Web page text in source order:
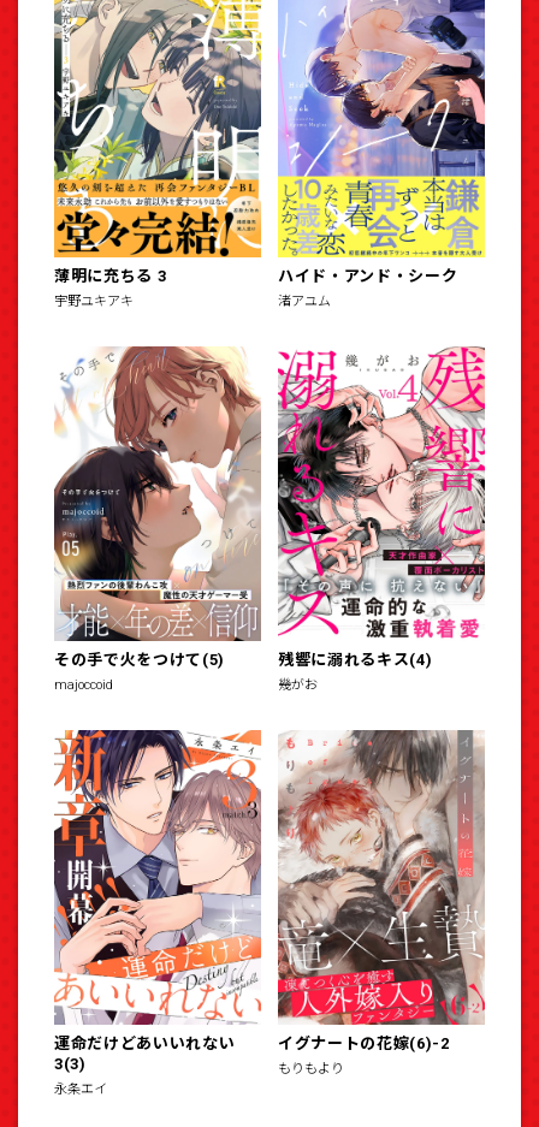
薄明に充ちる 3
宇野ユキアキ
ハイド・アンド・シーク
渚アユム
その手で火をつけて(5)
majoccoid
残響に溺れるキス(4)
幾がお
運命だけどあいいれない
3(3)
永条エイ
イグナートの花嫁(6)-2
もりもより